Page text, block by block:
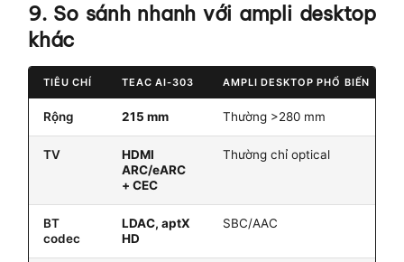
9. So sánh nhanh với ampli desktop
khác
TIÊU CHÍ TEAC AI-303 AMPLI DESKTOP PHỔ BIẾN
Rộng 215 mm Thường >280 mm
TV
HDMI
ARC/eARC
+ CEC
Thường chỉ optical
BT
codec
LDAC, aptX
HD
SBC/AAC